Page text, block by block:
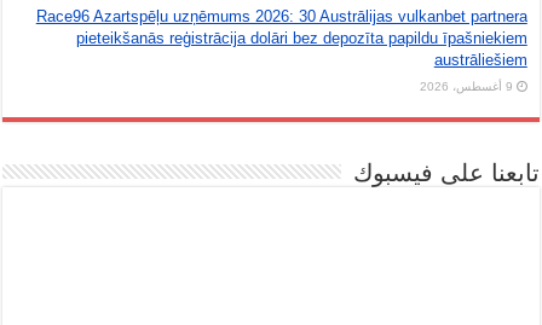
Race96 Azartspēļu uzņēmums 2026: 30 Austrālijas vulkanbet partnera
pieteikšanās reģistrācija dolāri bez depozīta papildu īpašniekiem
austrāliešiem
9 أغسطس، 2026
تابعنا على فيسبوك